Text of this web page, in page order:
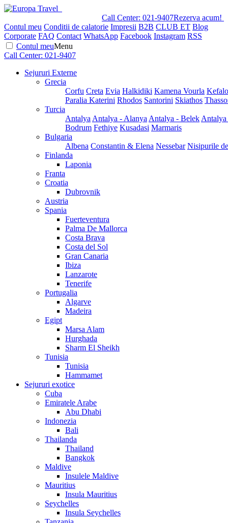
Call Center: 021-9407Rezerva acum!
Contul meu Conditii de calatorie Impresii B2B CLUB ET Blog
Corporate FAQ Contact WhatsApp Facebook Instagram RSS
Contul meuMenu
Call Center: 021-9407
Sejururi Externe
Grecia
Corfu Creta Evia Halkidiki Kamena Vourla
Paralia Katerini Rhodos Santorini Skiathos
Turcia
Antalya Antalya - Alanya Antalya - Belek
Bodrum Fethiye Kusadasi Marmaris
Bulgaria
Albena Constantin & Elena Nessebar Nisipurile
Finlanda
Laponia
Franta
Croatia
Dubrovnik
Austria
Spania
Fuerteventura
Palma De Mallorca
Costa Brava
Costa del Sol
Gran Canaria
Ibiza
Lanzarote
Tenerife
Portugalia
Algarve
Madeira
Egipt
Marsa Alam
Hurghada
Sharm El Sheikh
Tunisia
Tunisia
Hammamet
Sejururi exotice
Cuba
Emiratele Arabe
Abu Dhabi
Indonezia
Bali
Thailanda
Thailand
Bangkok
Maldive
Insulele Maldive
Mauritius
Insula Mauritius
Seychelles
Insula Seychelles